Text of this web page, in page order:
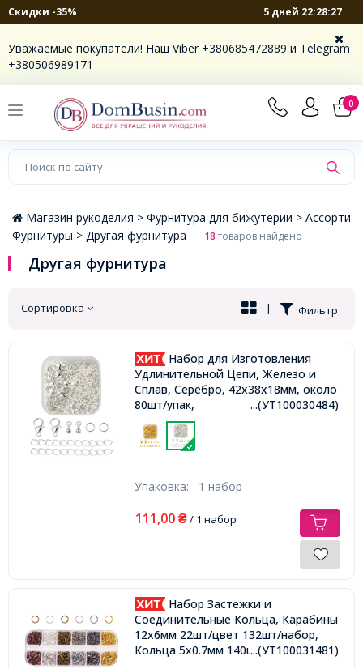
Скидки -35% 5 дней 22:28:27
Уважаемые покупатели! Наш Viber +380685472889 и Telegram
+380506989171
0
×
Магазин рукоделия > Фурнитура для бижутерии > Ассорти
Фурнитуры > Другая фурнитура 18товаров найдено
Другая фурнитура
Сортировка Фильтр
|
Набор для Изготовления
Удлинительной Цепи, Железо и
Сплав, Серебро, 42х38х18мм, около
80шт/упак,
...(УТ100030484)
Упаковка: 1 набор
111,00 ₴/ 1 набор
Набор Застежки и
Соединительные Кольца, Карабины
12х6мм 22шт/цвет 132шт/набор,
Кольца 5х0.7мм 140шт/цвет 840шт/
...(УТ100031481)